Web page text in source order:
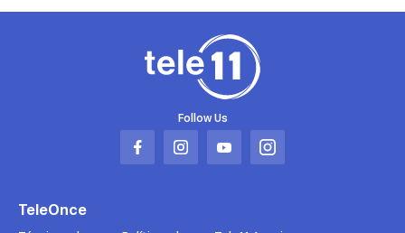
Follow Us
Abrir
Abrir
Abrir
Abrir
TeleOnce